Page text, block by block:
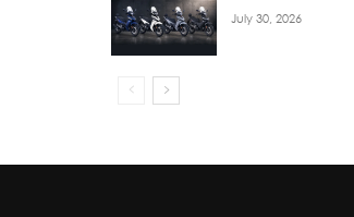
July 30, 2026